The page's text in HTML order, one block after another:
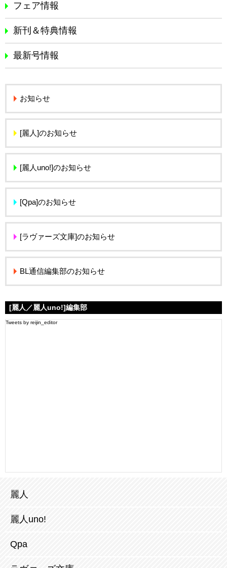
フェア情報
新刊＆特典情報
最新号情報
お知らせ
[麗人]のお知らせ
[麗人uno!]のお知らせ
[Qpa]のお知らせ
[ラヴァーズ文庫]のお知らせ
BL通信編集部のお知らせ
[麗人／麗人uno!]編集部
Tweets by reijin_editor
麗人
麗人uno!
Qpa